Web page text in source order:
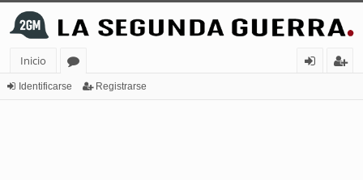
Inicio
or
Identificarse Registrarse